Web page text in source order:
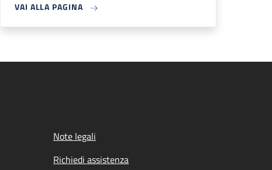
VAI ALLA PAGINA
Note legali
Richiedi assistenza